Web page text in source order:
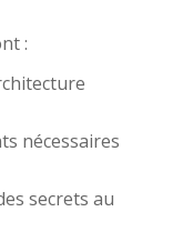
:
nécessaires
secrets au